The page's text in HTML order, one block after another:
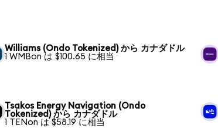
Williams (Ondo Tokenized) から カナダドル
1 WMBon は $100.65 に相当
Tsakos Energy Navigation (Ondo
Tokenized) から カナダドル
1 TENon は $58.19 に相当